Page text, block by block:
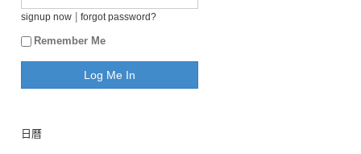
signup now forgot password?
Remember Me
日曆